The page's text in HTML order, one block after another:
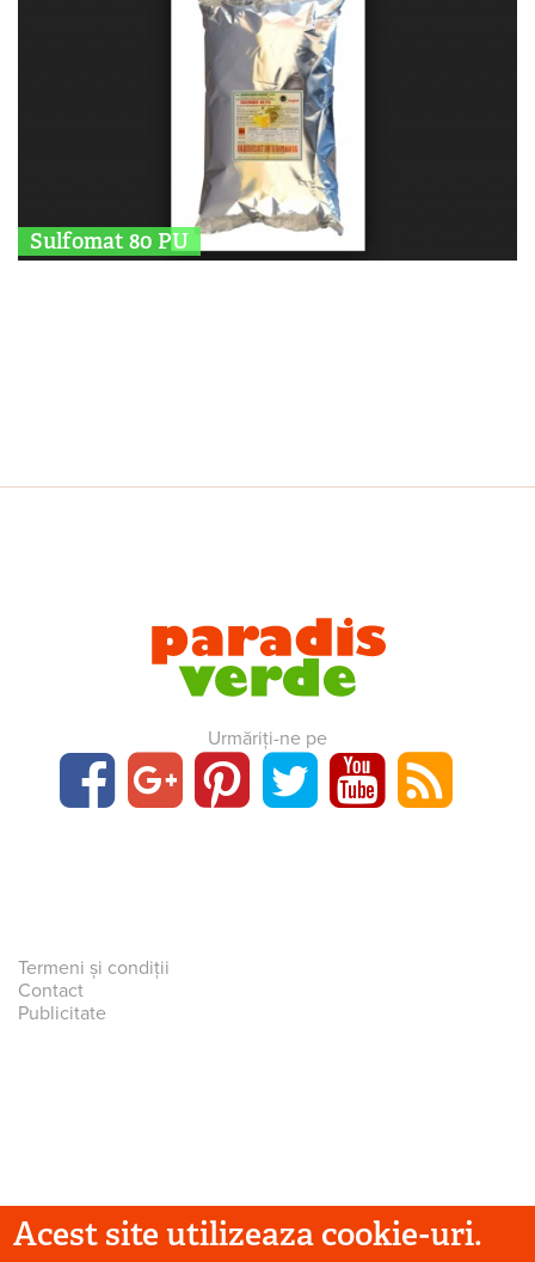
Sulfomat 80 PU
Urmăriți-ne pe
Termeni și condiții
Contact
Publicitate
Acest site utilizeaza cookie-uri.